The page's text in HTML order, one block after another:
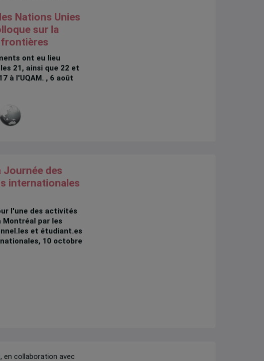
Nations Unies
sur la
frontières
ont eu lieu
21, ainsi que 22 et
à l'UQAM. , 6 août
Journée des
internationales
l'une des activités
Montréal par les
et étudiant.es
10 octobre
en collaboration avec